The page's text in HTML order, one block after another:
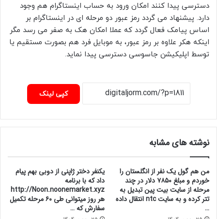
دسترسی پیدا کنند امکان ورود به حساب اینستاگرام هم وجود
دارد. پیشنهاد می گردد رمز عبور دو مرحله ای در اینستاگرام بر
اساس پیامک فعال گردد که عملا امکان هک به صفر می رسد مگر
اینکه هکر علاوه بر رمز عبور، به موبایل فرد هم بصورت مستقیم یا
توسط اپلیکیشن جاسوسی دسترسی پیدا نماید.
کپی لینک
نوشته های مشابه
من هم گول یک نفر از انگلستان را
خوردم و مبلغ ۷۸۵۰ دلار در چند
مرحله از سایت بیت پین تبدیل به
تتر کرده و به سایت ntc انتقال داده
…
یکنفر دختر ژاپنی از دوبی بهم پیام
داد که با برنامه
http://Noon.noonemarket.xyz
هر روز میتوانی طی ۶۰ مرحله تکمیل
سفارش که …